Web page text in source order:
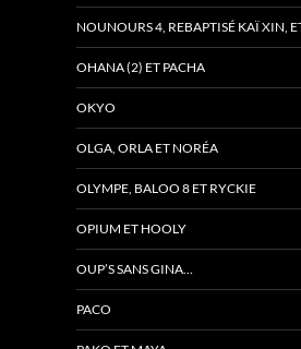
NOUNOURS 4, REBAPTISÉ KAÏ XIN,
OHANA (2) ET PACHA
OKYO
OLGA, ORLA ET NORÉA
OLYMPE, BALOO 8 ET RYCKIE
OPIUM ET HOOLY
OUP’S SANS GINA…
PACO